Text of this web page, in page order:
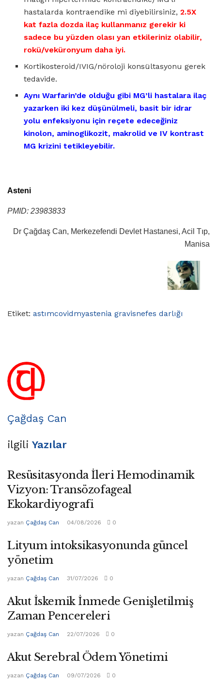
hastalarda kontraendike mi diyebilirsiniz,2.5X
kat fazla dozda ilaç kullanmanız gerekir ki
sadece bu yüzden olası yan etkileriniz olabilir,
rokü/veküronyum daha iyi.
Kortikosteroid/IVIG/nöroloji konsültasyonu gerek
tedavide.
Aynı Warfarin’de olduğu gibi MG’li hastalara ilaç
yazarken iki kez düşünülmeli, basit bir idrar
yolu enfeksiyonu için reçete edeceğiniz
kinolon, aminoglikozit, makrolid ve IV kontrast
MG krizini tetikleyebilir.
Asteni
PMID: 23983833
Dr Çağdaş Can, Merkezefendi Devlet Hastanesi, Acil Tıp,
Manisa
Etiket: astımcovidmyastenia gravisnefes darlığı
Çağdaş Can
ilgili Yazılar
Resüsitasyonda İleri Hemodinamik
Vizyon: Transözofageal
Ekokardiyografi
yazan Çağdaş Can 04/08/2026 0
Lityum intoksikasyonunda güncel
yönetim
yazan Çağdaş Can 31/07/2026 0
Akut İskemik İnmede Genişletilmiş
Zaman Pencereleri
yazan Çağdaş Can 22/07/2026 0
Akut Serebral Ödem Yönetimi
yazan Çağdaş Can 09/07/2026 0